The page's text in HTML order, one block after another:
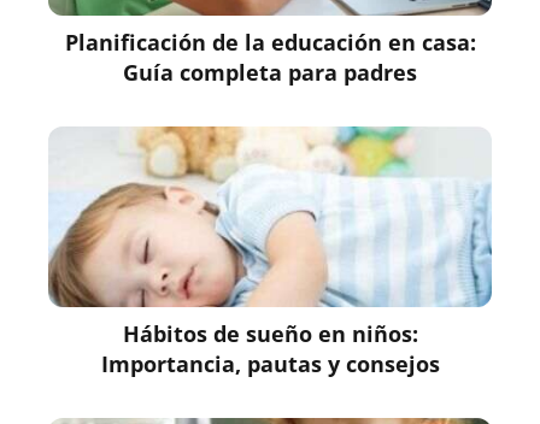
Planificación de la educación en casa:
Guía completa para padres
Hábitos de sueño en niños:
Importancia, pautas y consejos